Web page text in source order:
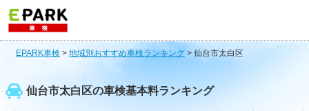
EPARK車検 > 地域別おすすめ車検ランキング> 仙台市太白区
仙台市太白区の車検基本料ランキング